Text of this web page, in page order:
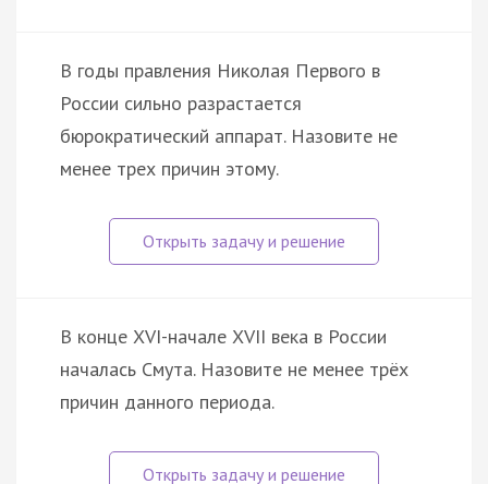
В годы правления Николая Первого в
России сильно разрастается
бюрократический аппарат. Назовите не
менее трех причин этому.
В конце XVI-начале XVII века в России
началась Смута. Назовите не менее трёх
причин данного периода.